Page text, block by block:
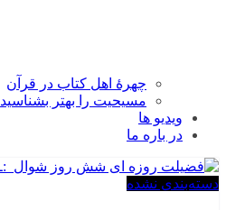
چهرۀ اهل کتاب در قرآن
مسیحیت را بهتر بشناسید
ویدیو ها
در باره ما
دسته‌بندی نشده